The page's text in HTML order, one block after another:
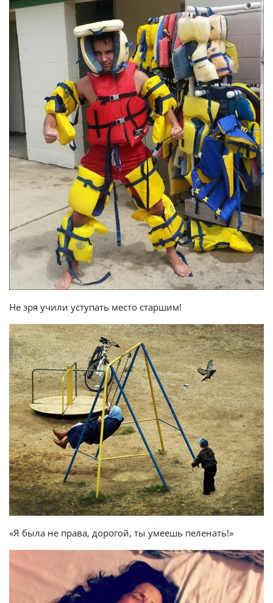
Не зря учили уступать место старшим!
«Я была не права, дорогой, ты умеешь пеленать!»